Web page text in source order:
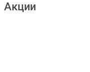
Акции